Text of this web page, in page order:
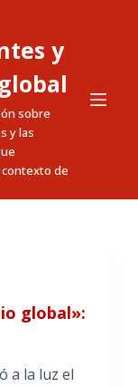
y
sobre
y las
de
global»:
a la luz el